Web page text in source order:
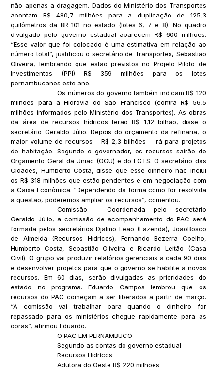
não apenas a dragagem. Dados do Ministério dos Transportes
apontam R$ 480,7 milhões para a duplicação de 125,3
quilômetros da BR-101 no estado (lotes 6, 7 e 8). No quadro
divulgado pelo governo estadual aparecem R$ 600 milhões.
“Esse valor que foi colocado é uma estimativa em relação ao
número total”, justificou o secretário de Transportes, Sebastião
Oliveira, lembrando que estão previstos no Projeto Piloto de
Investimentos (PPI) R$ 359 milhões para os lotes
pernambucanos este ano.
Os números do governo também indicam R$ 120
milhões para a Hidrovia do São Francisco (contra R$ 56,5
milhões informados pelo Ministério dos Transportes). As obras
da área de recursos hídricos terão R$ 1,12 bilhão, disse o
secretário Geraldo Júlio. Depois do orçamento da refinaria, o
maior volume de recursos – R$ 2,3 bilhões – irá para projetos
de habitação. Segundo o governador, os recursos sairão do
Orçamento Geral da União (OGU) e do FGTS. O secretário das
Cidades, Humberto Costa, disse que esse dinheiro não inclui
os R$ 318 milhões que estão pendentes e em negociação com
a Caixa Econômica. “Dependendo da forma como for resolvida
a questão, poderemos ampliar os recursos”, comentou.
Comissão – Coordenada pelo secretário
Geraldo Júlio, a comissão de acompanhamento do PAC será
formada pelos secretários Djalmo Leão (Fazenda), JoãoBosco
de Almeida (Recursos Hídricos), Fernando Bezerra Coelho,
Humberto Costa, Sebastião Oliveira e Ricardo Leitão (Casa
Civil). O grupo vai produzir relatórios gerenciais a cada 90 dias
e desenvolver projetos para que o governo se habilite a novos
recursos. Em 60 dias, serão divulgadas as prioridades do
estado no programa. Eduardo Campos lembrou que os
recursos do PAC começam a ser liberados a partir de março.
“A comissão vai trabalhar para quando o dinheiro for
repassado para os ministérios chegue rapidamente para as
obras”, afirmou Eduardo.
O PAC EM PERNAMBUCO
Segundo as contas do governo estadual
Recursos Hídricos
Adutora do Oeste R$ 220 milhões